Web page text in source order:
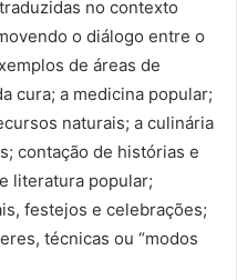
no contexto
o diálogo entre o
de áreas de
cura; a medicina popular;
naturais; a culinária
contação de histórias e
literatura popular;
festejos e celebrações;
técnicas ou “modos